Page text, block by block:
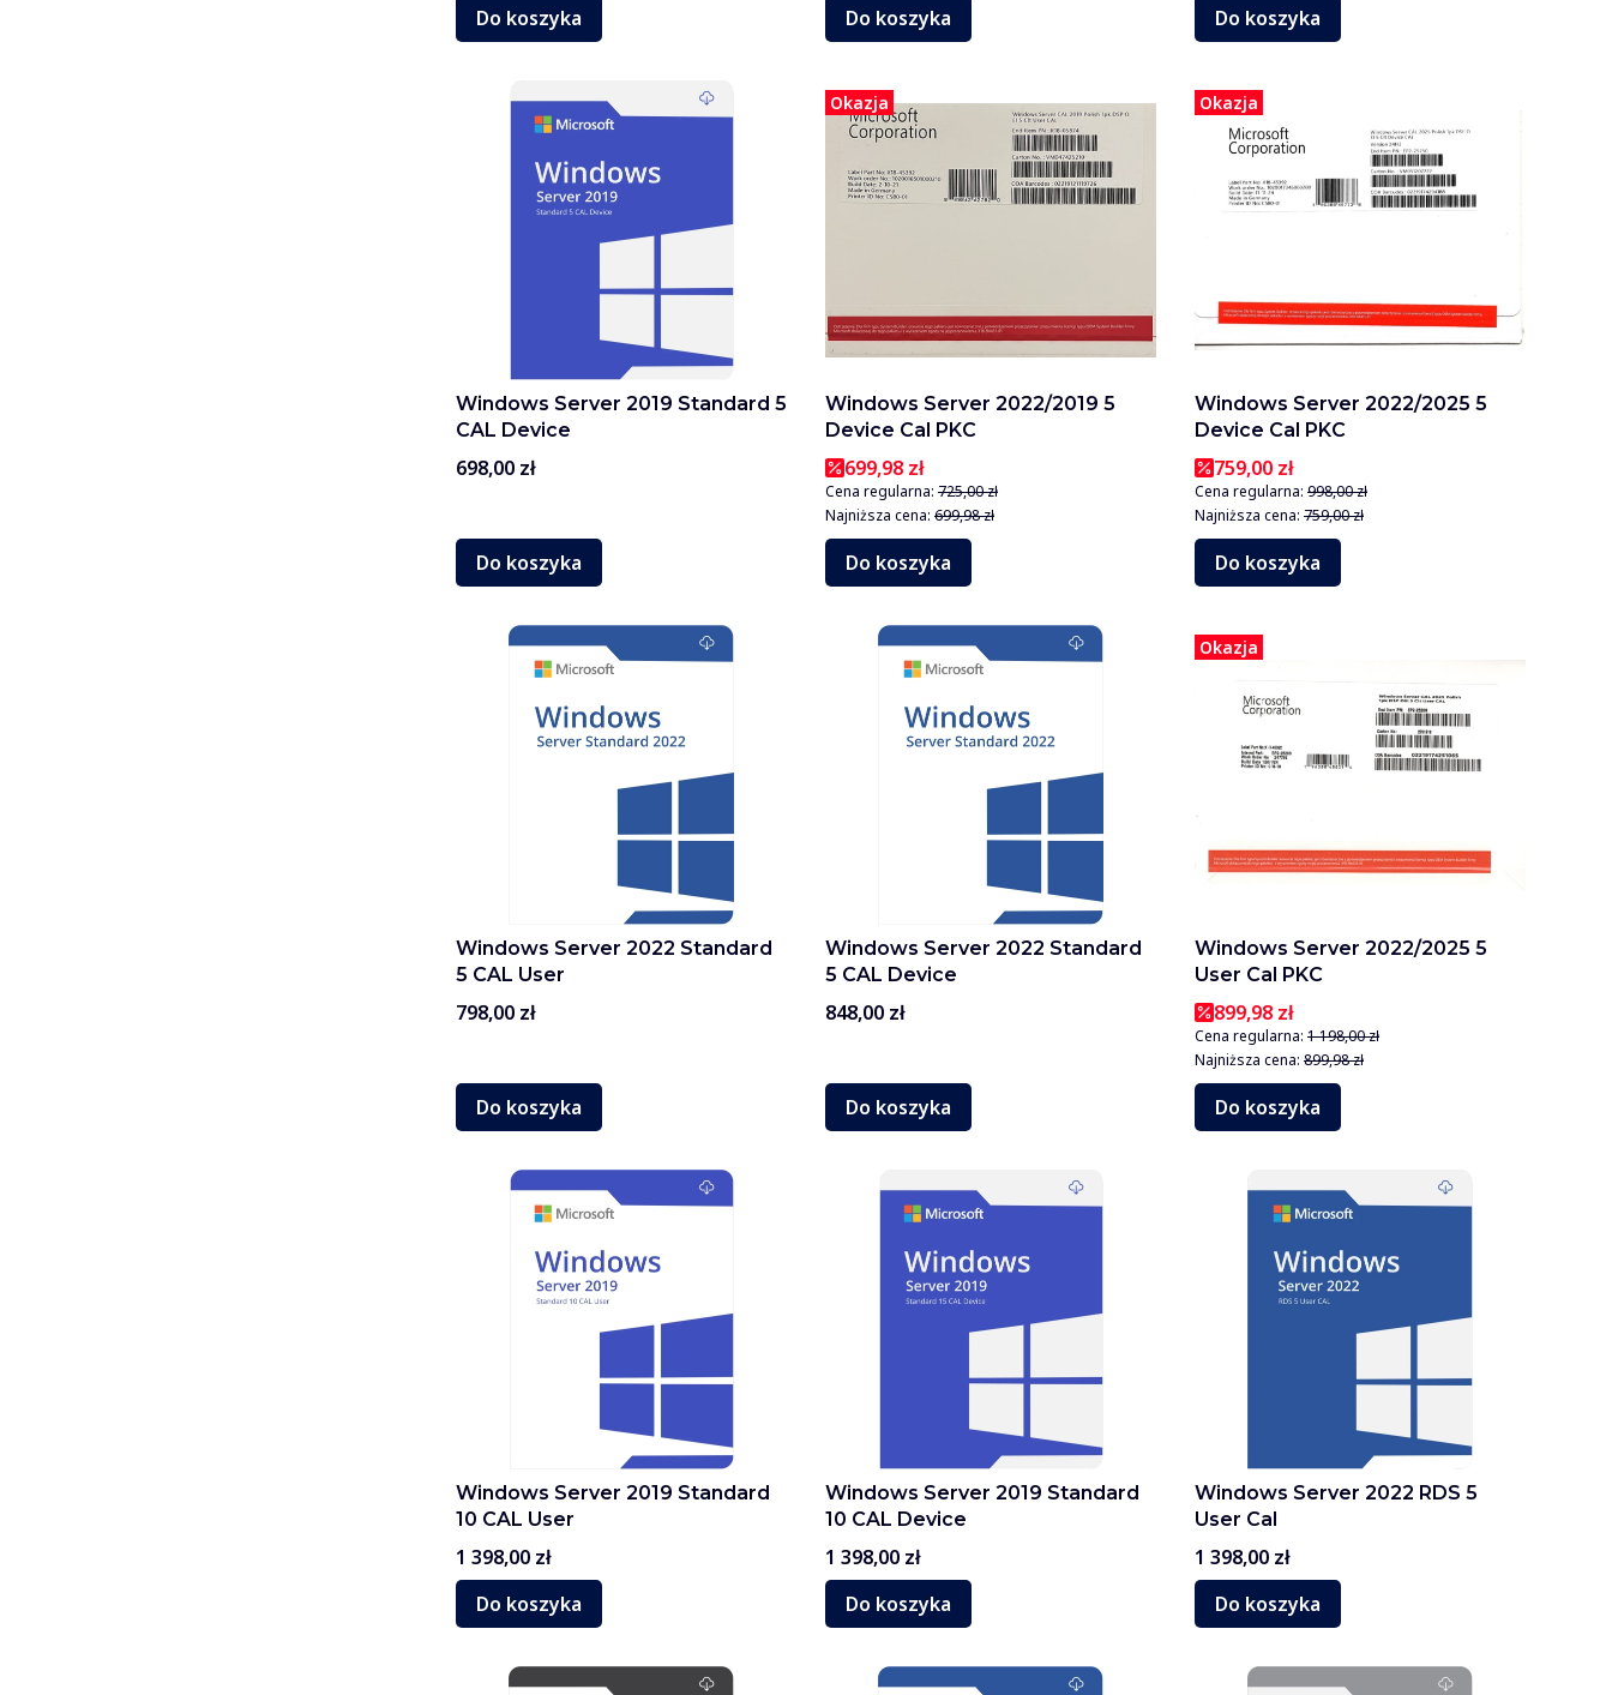
Do koszyka
Do koszyka
Do koszyka
Windows Server 2019 Standard 5
CAL Device
Cena
698,00 zł
Do koszyka
Okazja
Windows Server 2022/2019 5
Device Cal PKC
699,98 zł
Cena regularna: 725,00 zł
Najniższa cena: 699,98 zł
Do koszyka
Okazja
Windows Server 2022/2025 5
Device Cal PKC
759,00 zł
Cena regularna: 998,00 zł
Najniższa cena: 759,00 zł
Do koszyka
Windows Server 2022 Standard
5 CAL User
Cena
798,00 zł
Do koszyka
Windows Server 2022 Standard
5 CAL Device
Cena
848,00 zł
Do koszyka
Okazja
Windows Server 2022/2025 5
User Cal PKC
899,98 zł
Cena regularna: 1 198,00 zł
Najniższa cena: 899,98 zł
Do koszyka
Windows Server 2019 Standard
10 CAL User
Cena
1 398,00 zł
Do koszyka
Windows Server 2019 Standard
10 CAL Device
Cena
1 398,00 zł
Do koszyka
Windows Server 2022 RDS 5
User Cal
Cena
1 398,00 zł
Do koszyka